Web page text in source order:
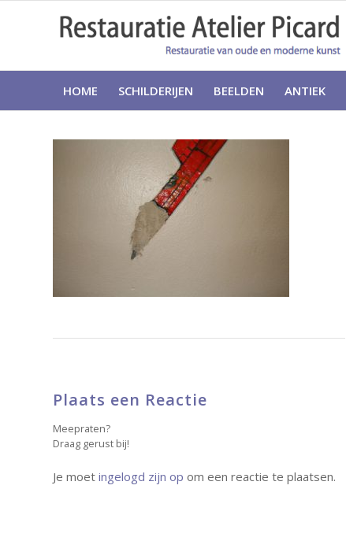
HOME SCHILDERIJEN BEELDEN ANTIEK
Plaats een Reactie
Meepraten?
Draag gerust bij!
Je moet ingelogd zijn op om een reactie te plaatsen.